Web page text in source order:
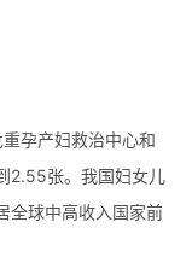
孕产妇救治中心和
2.55张。我国妇女儿
全球中高收入国家前